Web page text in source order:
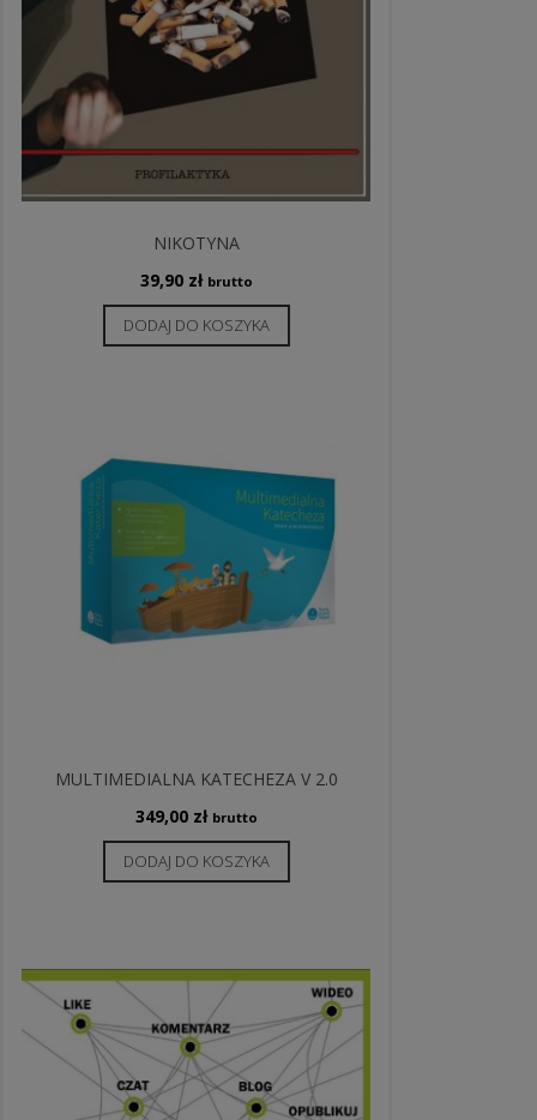
NIKOTYNA
39,90 zł brutto
DODAJ DO KOSZYKA
MULTIMEDIALNA KATECHEZA V 2.0
349,00 zł brutto
DODAJ DO KOSZYKA